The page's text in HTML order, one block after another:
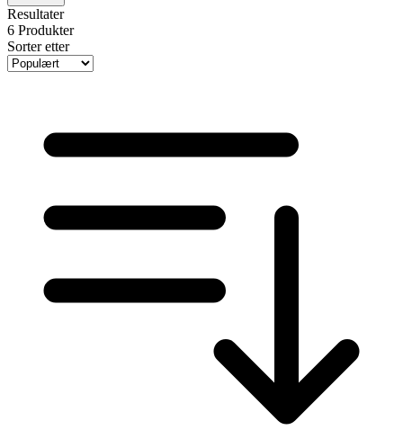
Resultater
6 Produkter
Sorter etter